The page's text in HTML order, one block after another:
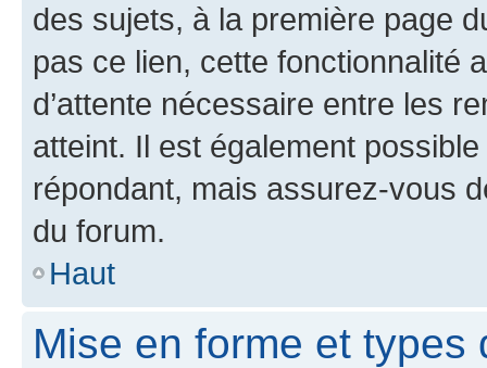
des sujets, à la première page
pas ce lien, cette fonctionnalité
d’attente nécessaire entre les
atteint. Il est également
répondant, mais assurez-vous
du forum.
Haut
Mise en forme et types